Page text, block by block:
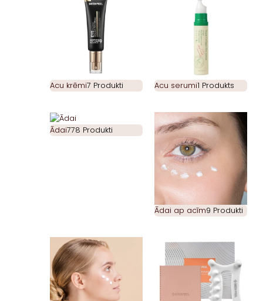
Acu krēmi7 Produkti Acu serumi1 Produkts
Ādai778 Produkti
Ādai ap acīm9 Produkti